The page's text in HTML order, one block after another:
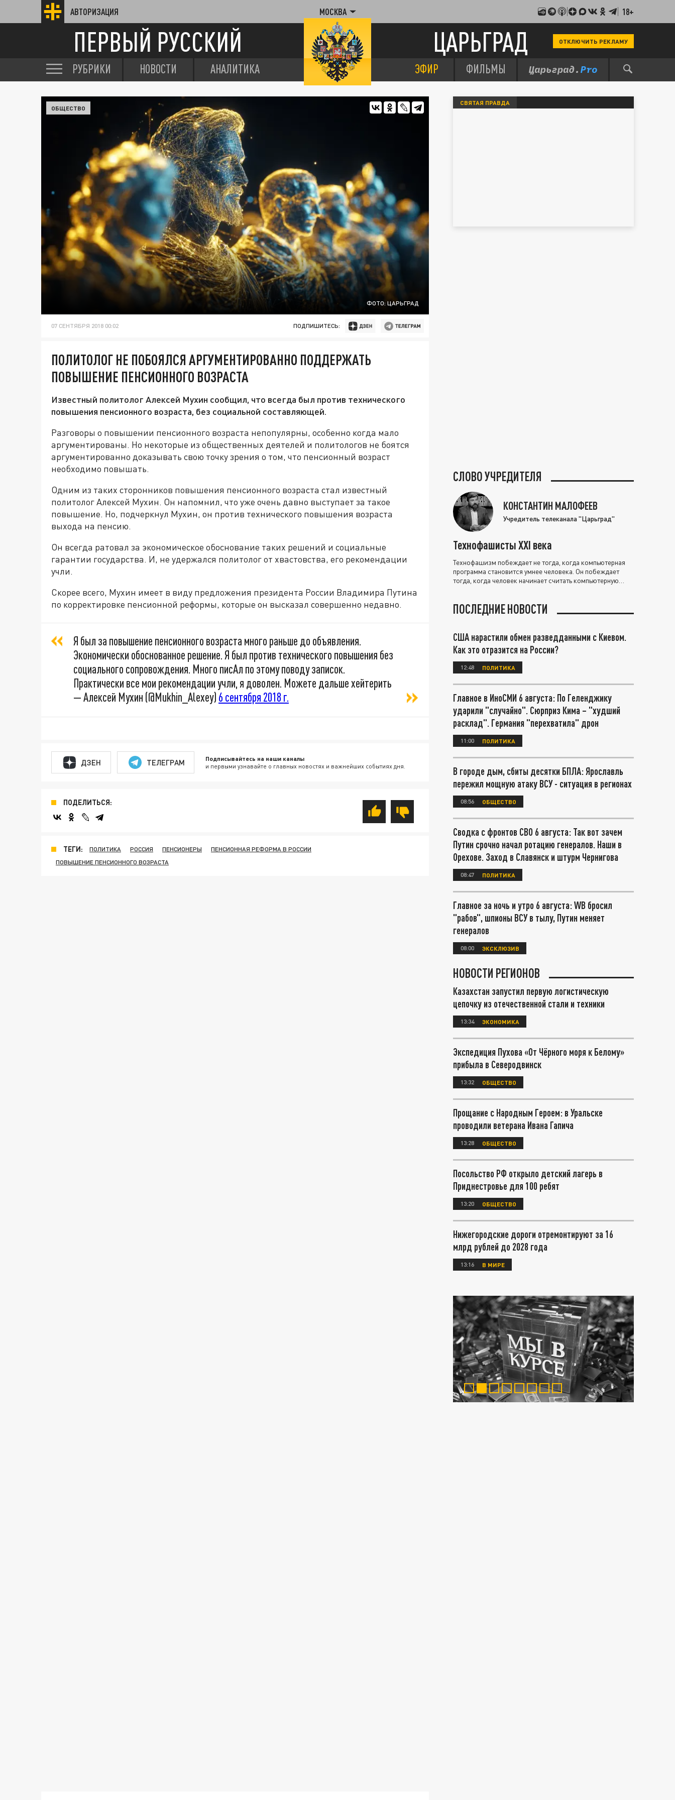
АВТОРИЗАЦИЯ МОСКВА 18+
ПЕРВЫЙ РУССКИЙ ЦАРЬГРАД ОТКЛЮЧИТЬ РЕКЛАМУ
РУБРИКИ НОВОСТИ АНАЛИТИКА ЭФИР ФИЛЬМЫ
ФОТО: ЦАРЬГРАД
ОБЩЕСТВО
07 СЕНТЯБРЯ 2018 00:02 ПОДПИШИТЕСЬ:
ПОЛИТОЛОГ НЕ ПОБОЯЛСЯ АРГУМЕНТИРОВАННО ПОДДЕРЖАТЬ
ПОВЫШЕНИЕ ПЕНСИОННОГО ВОЗРАСТА
Известный политолог Алексей Мухин сообщил, что всегда был против технического
повышения пенсионного возраста, без социальной составляющей.
Разговоры о повышении пенсионного возраста непопулярны, особенно когда мало
аргументированы. Но некоторые из общественных деятелей и политологов не боятся
аргументированно доказывать свою точку зрения о том, что пенсионный возраст
необходимо повышать.
Одним из таких сторонников повышения пенсионного возраста стал известный
политолог Алексей Мухин. Он напомнил, что уже очень давно выступает за такое
повышение. Но, подчеркнул Мухин, он против технического повышения возраста
выхода на пенсию.
Он всегда ратовал за экономическое обоснование таких решений и социальные
гарантии государства. И, не удержался политолог от хвастовства, его рекомендации
учли.
Скорее всего, Мухин имеет в виду предложения президента России Владимира Путина
по корректировке пенсионной реформы, которые он высказал совершенно недавно.
Я был за повышение пенсионного возраста много раньше до объявления.
Экономически обоснованное решение. Я был против технического повышения без
социального сопровождения. Много писАл по этому поводу записок.
Практически все мои рекомендации учли, я доволен. Можете дальше хейтерить
— Алексей Мухин (@Mukhin_Alexey) 6 сентября 2018 г.
ДЗЕН ТЕЛЕГРАМ Подписывайтесь на наши каналы
и первыми узнавайте о главных новостях и важнейших событиях дня.
ПОДЕЛИТЬСЯ:
ТЕГИ: ПОЛИТИКА РОССИЯ ПЕНСИОНЕРЫ
ПЕНСИОННАЯ РЕФОРМА В РОССИИ
ПОВЫШЕНИЕ ПЕНСИОННОГО ВОЗРАСТА
СВЯТАЯ ПРАВДА
СЛОВО УЧРЕДИТЕЛЯ
КОНСТАНТИН МАЛОФЕЕВ
Учредитель телеканала "Царьград"
Технофашисты XXI века
Технофашизм побеждает не тогда, когда компьютерная
программа становится умнее человека. Он побеждает
тогда, когда человек начинает считать компьютерную
ПОСЛЕДНИЕ НОВОСТИ
США нарастили обмен разведданными с Киевом.
Как это отразится на России?
12:48 ПОЛИТИКА
Главное в ИноСМИ 6 августа: По Геленджику
ударили "случайно". Сюрприз Кима – "худший
расклад". Германия "перехватила" дрон
11:00 ПОЛИТИКА
В городе дым, сбиты десятки БПЛА: Ярославль
пережил мощную атаку ВСУ - ситуация в регионах
08:56 ОБЩЕСТВО
Сводка с фронтов СВО 6 августа: Так вот зачем
Путин срочно начал ротацию генералов. Наши в
Орехове. Заход в Славянск и штурм Чернигова
08:47 ПОЛИТИКА
Главное за ночь и утро 6 августа: WB бросил
"рабов", шпионы ВСУ в тылу, Путин меняет
генералов
08:00 ЭКСКЛЮЗИВ
НОВОСТИ РЕГИОНОВ
Казахстан запустил первую логистическую
цепочку из отечественной стали и техники
13:34 ЭКОНОМИКА
Экспедиция Пухова «От Чёрного моря к Белому»
прибыла в Северодвинск
13:32 ОБЩЕСТВО
Прощание с Народным Героем: в Уральске
проводили ветерана Ивана Гапича
13:28 ОБЩЕСТВО
Посольство РФ открыло детский лагерь в
Приднестровье для 100 ребят
13:20 ОБЩЕСТВО
Нижегородские дороги отремонтируют за 16
млрд рублей до 2028 года
13:16 В МИРЕ